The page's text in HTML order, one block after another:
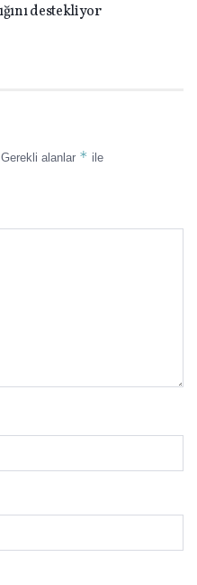
destekliyor
Gerekli alanlar * ile